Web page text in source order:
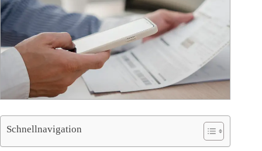
Schnellnavigation